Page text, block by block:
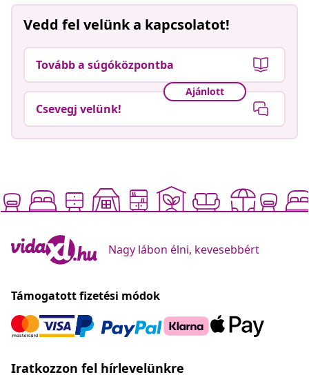
Vedd fel velünk a kapcsolatot!
Tovább a súgóközpontba
Ajánlott
Csevegj velünk!
Nagy lábon élni, kevesebbért
Támogatott fizetési módok
Iratkozzon fel hírlevelünkre